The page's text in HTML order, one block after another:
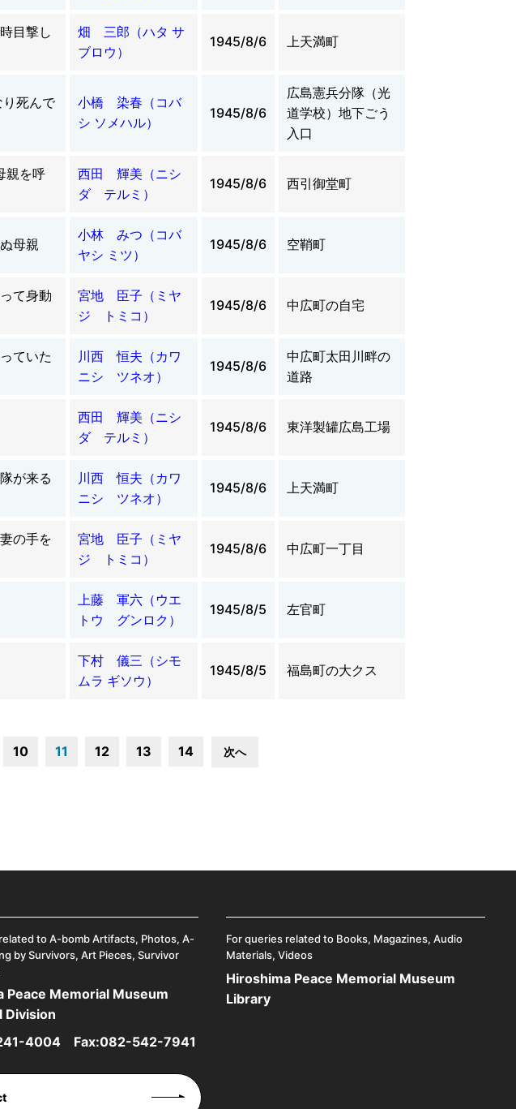
目撃し
畑 三郎（ハタ サ
ブロウ）
1945/8/6 上天満町
死んで
小橋 染春（コバ
シ ソメハル）
1945/8/6
広島憲兵分隊（光
道学校）地下ごう
入口
親を呼
西田 輝美（ニシ
ダ テルミ）
1945/8/6 西引御堂町
母親
小林 みつ（コバ
ヤシ ミツ）
1945/8/6 空鞘町
て身動
宮地 臣子（ミヤ
ジ トミコ）
1945/8/6 中広町の自宅
ていた
川西 恒夫（カワ
ニシ ツネオ）
1945/8/6
中広町太田川畔の
道路
西田 輝美（ニシ
ダ テルミ）
1945/8/6 東洋製罐広島工場
が来る
川西 恒夫（カワ
ニシ ツネオ）
1945/8/6 上天満町
の手を
宮地 臣子（ミヤ
ジ トミコ）
1945/8/6 中広町一丁目
上藤 軍六（ウエ
トウ グンロク）
1945/8/5 左官町
下村 儀三（シモ
ムラ ギソウ）
1945/8/5 福島町の大クス
10 11 12 13 14 次へ
to A-bomb Artifacts, Photos, A-
by Survivors, Art Pieces, Survivor
Peace Memorial Museum
Division
For queries related to Books, Magazines, Audio
Materials, Videos
Hiroshima Peace Memorial Museum
Library
4004 Fax:082-542-7941